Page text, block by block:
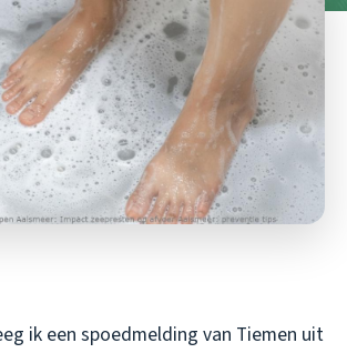
ik een spoedmelding van Tiemen uit